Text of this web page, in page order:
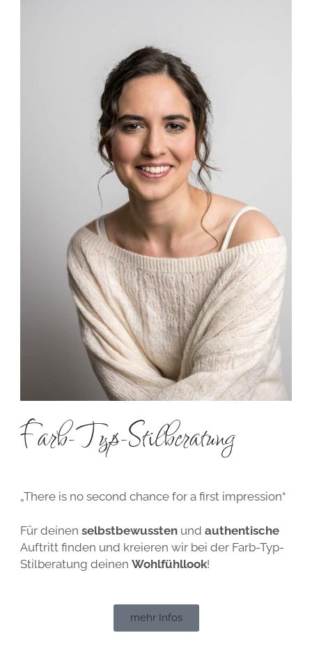
Farb-Typ-Stilberatung
„There is no second chance for a first impression“
Für deinen selbstbewussten und authentische
Auftritt finden und kreieren wir bei der Farb-Typ-
Stilberatung deinen Wohlfühllook!
mehr Infos